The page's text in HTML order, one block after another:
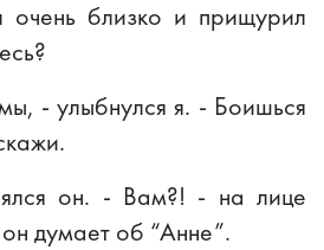
близко и прищурил
- улыбнулся я. - Боишься
он. - Вам?! - на лице
думает об “Анне”.